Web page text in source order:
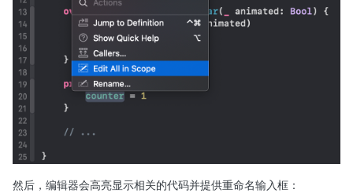
然后，编辑器会高亮显示相关的代码并提供重命名输入框：